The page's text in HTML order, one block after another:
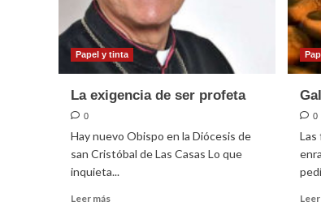
Papel y tinta
La exigencia de ser profeta
0
Hay nuevo Obispo en la Diócesis de
san Cristóbal de Las Casas Lo que
inquieta...
Leer más
0
Las